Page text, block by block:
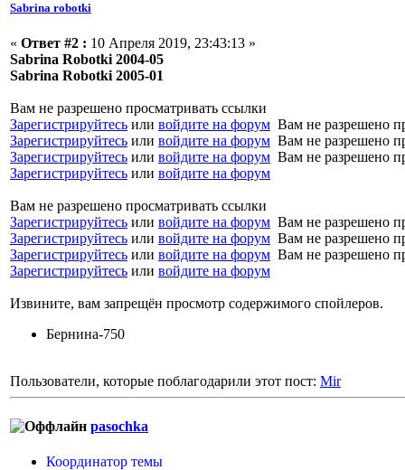
Sabrina robotki
« Ответ #2 : 10 Апреля 2019, 23:43:13 »
Sabrina Robotki 2004-05
Sabrina Robotki 2005-01
Вам не разрешено просматривать ссылки
Зарегистрируйтесь или войдите на форум Вам не разрешено
Зарегистрируйтесь или войдите на форум Вам не разрешено
Зарегистрируйтесь или войдите на форум Вам не разрешено
Зарегистрируйтесь или войдите на форум
Вам не разрешено просматривать ссылки
Зарегистрируйтесь или войдите на форум Вам не разрешено
Зарегистрируйтесь или войдите на форум Вам не разрешено
Зарегистрируйтесь или войдите на форум Вам не разрешено
Зарегистрируйтесь или войдите на форум
Извините, вам запрещён просмотр содержимого спойлеров.
Бернина-750
Пользователи, которые поблагодарили этот пост: Mir
pasochka
Координатор темы